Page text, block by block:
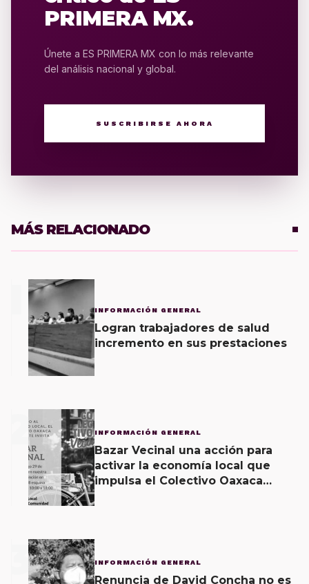
PRIMERA MX.
Únete a ES PRIMERA MX con lo más relevante
del análisis nacional y global.
SUSCRIBIRSE AHORA
MÁS RELACIONADO
INFORMACIÓN GENERAL
Logran trabajadores de salud
incremento en sus prestaciones
2 INFORMACIÓN GENERAL
Bazar Vecinal una acción para
activar la economía local que
impulsa el Colectivo Oaxaca
3 INFORMACIÓN GENERAL
Renuncia de David Concha no es